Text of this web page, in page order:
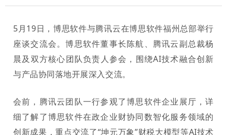
5月19日，博思软件与腾讯云在博思软件福州总部举行
座谈交流会。博思软件董事长陈航、腾讯云副总裁杨
晨及双方核心团队负责人参会，围绕AI技术融合创新
与产品协同落地开展深入交流。
会前，腾讯云团队一行参观了博思软件企业展厅，详
细了解了博思软件在政企业财协同数智化服务领域的
创新成果，重点交流了“坤元万象”财税大模型等AI技术